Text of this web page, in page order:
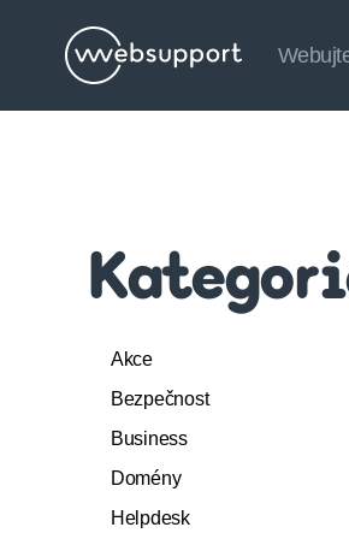
Websupport.cz
Akce
Bezpečnost
Business
Domény
Helpdesk